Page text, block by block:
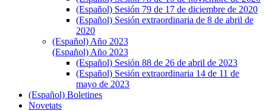
(Español) Sesión 79 de 17 de diciembre de 2020
(Español) Sesión extraordinaria de 8 de abril de
2020
(Español) Año 2023
(Español) Año 2023
(Español) Sesión 88 de 26 de abril de 2023
(Español) Sesión extraordinaria 14 de 11 de
mayo de 2023
(Español) Boletines
Novetats